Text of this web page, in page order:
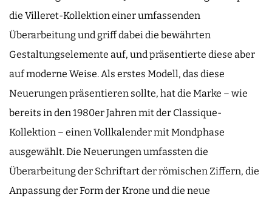
die Villeret-Kollektion einer umfassenden
Überarbeitung und griff dabei die bewährten
Gestaltungselemente auf, und präsentierte diese aber
auf moderne Weise. Als erstes Modell, das diese
Neuerungen präsentieren sollte, hat die Marke – wie
bereits in den 1980er Jahren mit der Classique-
Kollektion – einen Vollkalender mit Mondphase
ausgewählt. Die Neuerungen umfassten die
Überarbeitung der Schriftart der römischen Ziffern, die
Anpassung der Form der Krone und die neue